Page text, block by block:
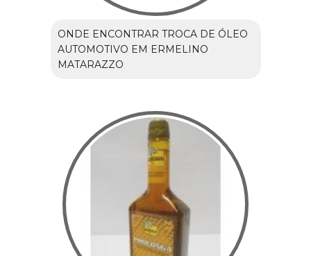
ONDE ENCONTRAR TROCA DE ÓLEO
AUTOMOTIVO EM ERMELINO
MATARAZZO